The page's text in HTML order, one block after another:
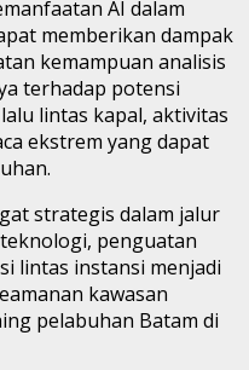
AI dalam
memberikan dampak
kemampuan analisis
terhadap potensi
lintas kapal, aktivitas
ekstrem yang dapat
strategis dalam jalur
penguatan
lintas instansi menjadi
kawasan
pelabuhan Batam di